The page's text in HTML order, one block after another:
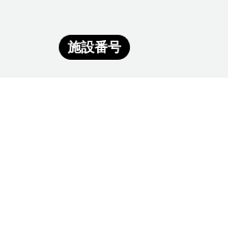
施設番号